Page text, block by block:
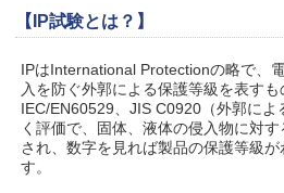
【IP試験とは？】
IPはInternational Protectionの略で、
入を防ぐ外郭による保護等級を表すも
IEC/EN60529、JIS C0920（外郭に
く評価で、固体、液体の侵入物に対
され、数字を見れば製品の保護等級
す。